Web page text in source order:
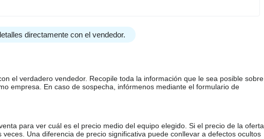
directamente con el vendedor.
el verdadero vendedor. Recopile toda la información que le sea posible sobre
empresa. En caso de sospecha, infórmenos mediante el formulario de
para ver cuál es el precio medio del equipo elegido. Si el precio de la oferta
Una diferencia de precio significativa puede conllevar a defectos ocultos